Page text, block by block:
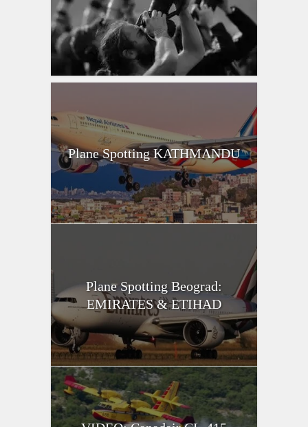
Plane Spotting KATHMANDU
Plane Spotting Beograd:
EMIRATES & ETIHAD